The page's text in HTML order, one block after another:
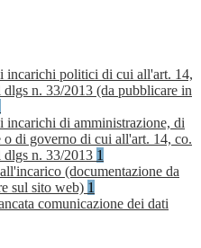
incarichi politici di cui all'art. 14,
dlgs n. 33/2013 (da pubblicare in
incarichi di amministrazione, di
o di governo di cui all'art. 14, co.
dlgs n. 33/2013 1
(documentazione da
sul sito web) 1
comunicazione dei dati